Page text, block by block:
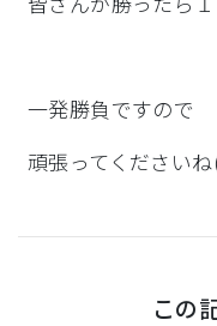
一発勝負ですので
頑張ってください
この